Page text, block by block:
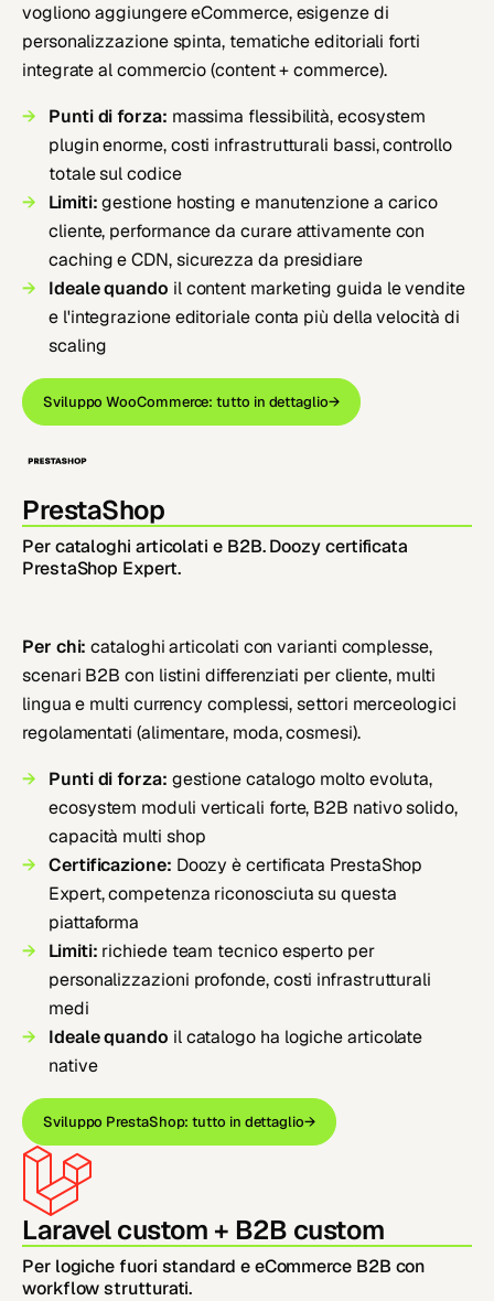
vogliono aggiungere eCommerce, esigenze di
personalizzazione spinta, tematiche editoriali forti
integrate al commercio (content + commerce).
Punti di forza: massima flessibilità, ecosystem
plugin enorme, costi infrastrutturali bassi, controllo
totale sul codice
Limiti:gestione hosting e manutenzione a carico
cliente, performance da curare attivamente con
caching e CDN, sicurezza da presidiare
Ideale quando il content marketing guida le vendite
e l'integrazione editoriale conta più della velocità di
scaling
Sviluppo WooCommerce: tutto in dettaglio→
PrestaShop
Per cataloghi articolati e B2B. Doozy certificata
PrestaShop Expert.
Per chi: cataloghi articolati con varianti complesse,
scenari B2B con listini differenziati per cliente, multi
lingua e multi currency complessi, settori merceologici
regolamentati (alimentare, moda, cosmesi).
Punti di forza: gestione catalogo molto evoluta,
ecosystem moduli verticali forte, B2B nativo solido,
capacità multi shop
Certificazione: Doozy è certificata PrestaShop
Expert, competenza riconosciuta su questa
piattaforma
Limiti: richiede team tecnico esperto per
personalizzazioni profonde, costi infrastrutturali
medi
Ideale quando il catalogo ha logiche articolate
native
Sviluppo PrestaShop: tutto in dettaglio→
Laravel custom + B2B custom
Per logiche fuori standard e eCommerce B2B con
workflow strutturati.